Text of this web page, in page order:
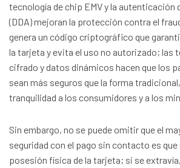
tecnología de chip EMV y la autenticación
(DDA) mejoran la protección contra el
genera un código criptográfico que
la tarjeta y evita el uso no autorizado; las
cifrado y datos dinámicos hacen que los
sean más seguros que la forma
tranquilidad a los consumidores y a los
Sin embargo, no se puede omitir que el
seguridad con el pago sin contacto es que
posesión física de la tarjeta; si se